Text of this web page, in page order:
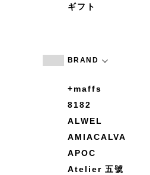
ギフト
BRAND
+maffs
8182
ALWEL
AMIACALVA
APOC
Atelier 五號